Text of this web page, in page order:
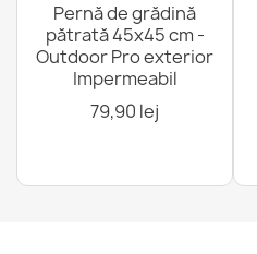
Pernă de grădină
pătrată 45x45 cm -
Outdoor Pro exterior
Impermeabil
79,90 lej